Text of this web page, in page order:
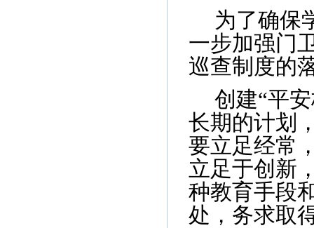
为了确保
一步加强门
巡查制度的
创建“平
长期的计划
要立足经常
立足于创新
种教育手段
处，务求取